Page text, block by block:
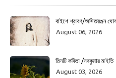
বাইশে শ্রাবণ/অসিতরঞ্জন
August 06, 2026
তিনটি কবিতা /নবকুমার মাইতি
August 03, 2026